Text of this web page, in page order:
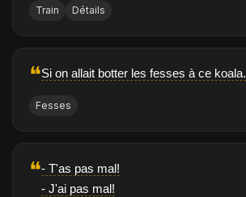
Train Détails
❝Si on allait botter les fesses à ce koala.
Fesses
❝- T'as pas mal!
- J'ai pas mal!